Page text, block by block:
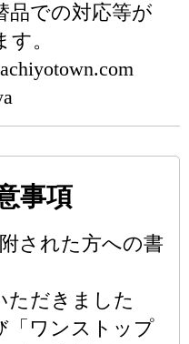
品での対応等が
。
事項
された方への書
ただきました
「ワンストップ